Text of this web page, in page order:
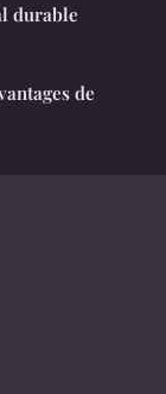
durable
de